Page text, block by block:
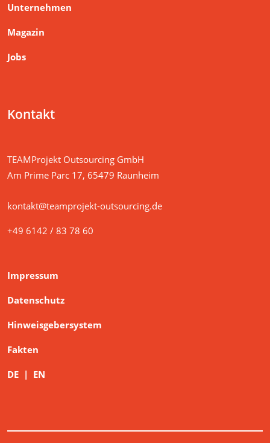
Unternehmen
Magazin
Jobs
Kontakt
TEAMProjekt Outsourcing GmbH
Am Prime Parc 17, 65479 Raunheim
kontakt@teamprojekt-outsourcing.de
+49 6142 / 83 78 60
Impressum
Datenschutz
Hinweisgebersystem
Fakten
DE | EN